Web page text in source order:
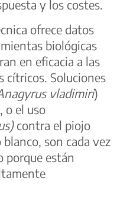
y los costes.
ofrece datos
biológicas
en eficacia a las
cítricos. Soluciones
vladimiri)
o el uso
contra el piojo
son cada vez
porque están